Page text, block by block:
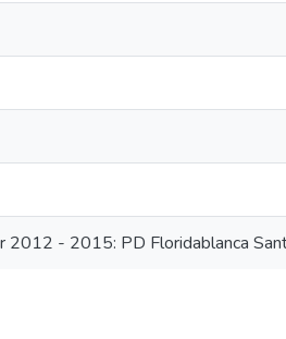
2012 - 2015: PD Floridablanca